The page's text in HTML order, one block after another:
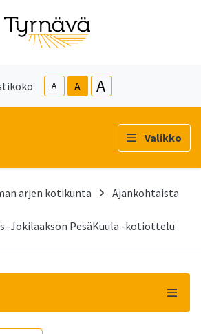
A A A
Valikko
arjen kotikunta
Ajankohtaista
PesäKuula -kotiottelu